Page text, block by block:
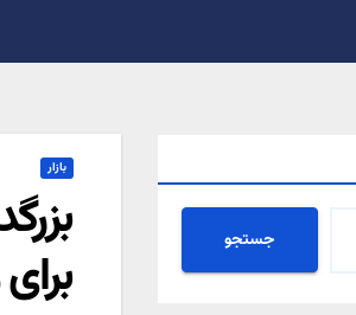
جستجو
بازار